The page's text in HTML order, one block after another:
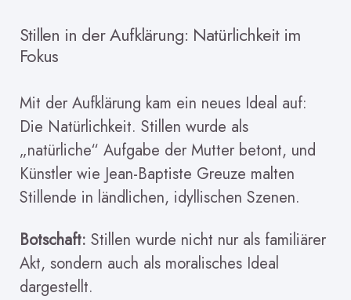
Stillen in der Aufklärung: Natürlichkeit im
Fokus
Mit der Aufklärung kam ein neues Ideal auf:
Die Natürlichkeit. Stillen wurde als
„natürliche“ Aufgabe der Mutter betont, und
Künstler wie Jean-Baptiste Greuze malten
Stillende in ländlichen, idyllischen Szenen.
Botschaft: Stillen wurde nicht nur als familiärer
Akt, sondern auch als moralisches Ideal
dargestellt.